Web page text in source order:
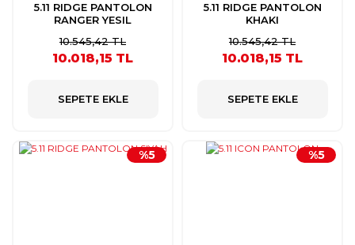
5.11 RIDGE PANTOLON
RANGER YESIL
10.545,42 TL
10.018,15 TL
SEPETE EKLE
5.11 RIDGE PANTOLON
KHAKI
10.545,42 TL
10.018,15 TL
SEPETE EKLE
%5 %5